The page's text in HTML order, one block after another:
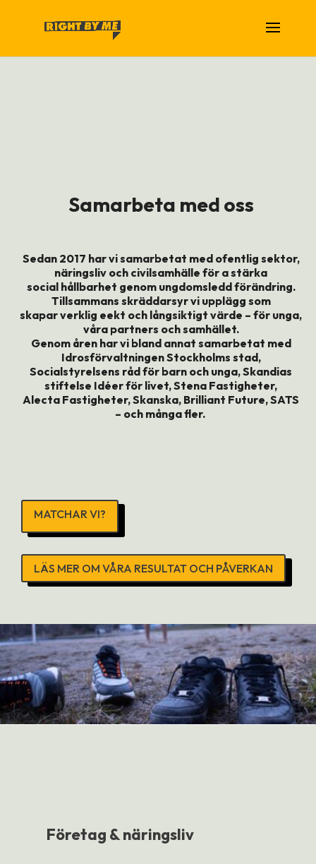
Samarbeta med oss
Sedan 2017 har vi samarbetat med ofentlig sektor,
näringsliv och civilsamhälle för a stärka
social hållbarhet genom ungdomsledd förändring.
Tillsammans skräddarsyr vi upplägg som
skapar verklig eekt och långsiktigt värde – för unga,
våra partners och samhället.
Genom åren har vi bland annat samarbetat med
Idrosförvaltningen Stockholms stad,
Socialstyrelsens råd för barn och unga, Skandias
stiftelse Idéer för livet, Stena Fastigheter,
Alecta Fastigheter, Skanska, Brilliant Future, SATS
– och många fler.
MATCHAR VI?
LÄS MER OM VÅRA RESULTAT OCH PÅVERKAN
Företag & näringsliv